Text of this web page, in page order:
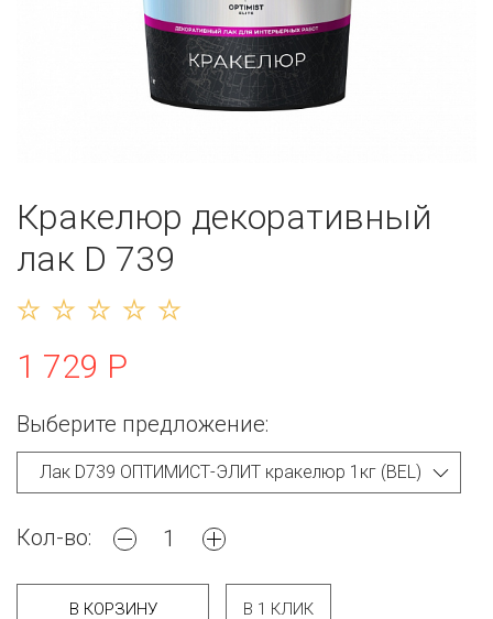
Кракелюр декоративный
лак D 739
1 729 Р
Выберите предложение:
Кол-во:
В КОРЗИНУ В 1 КЛИК